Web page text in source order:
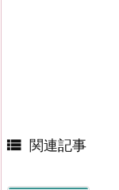
 関連記事